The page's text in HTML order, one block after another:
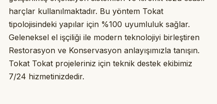
harçlar kullanılmaktadır. Bu yöntem Tokat
tipolojisindeki yapılar için %100 uyumluluk sağlar.
Geleneksel el işçiliği ile modern teknolojiyi birleştiren
Restorasyon ve Konservasyon anlayışımızla tanışın.
Tokat Tokat projeleriniz için teknik destek ekibimiz
7/24 hizmetinizdedir.